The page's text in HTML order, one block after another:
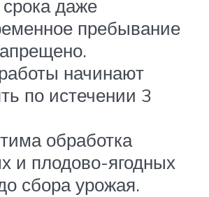
срока даже
пребывание
начинают
по истечении 3
обработка
и плодово-ягодных
сбора урожая.